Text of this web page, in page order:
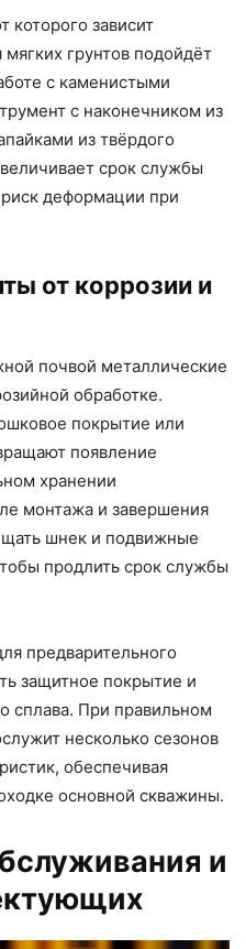
которого зависит
грунтов подойдёт
с каменистыми
с наконечником из
из твёрдого
срок службы
деформации при
от коррозии и
почвой металлические
обработке.
покрытие или
появление
хранении
монтажа и завершения
шнек и подвижные
продлить срок службы
предварительного
защитное покрытие и
сплава. При правильном
несколько сезонов
обеспечивая
основной скважины.
и